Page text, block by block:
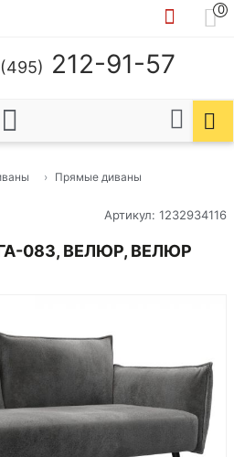
0
212-91-57
Прямые диваны
Артикул: 1232934116
083, ВЕЛЮР, ВЕЛЮР